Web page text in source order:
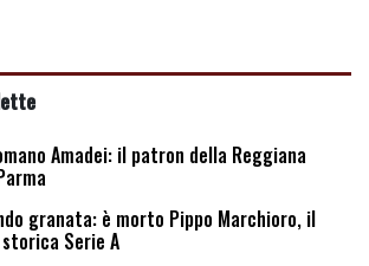
Amadei: il patron della Reggiana
granata: è morto Pippo Marchioro, il
Serie A